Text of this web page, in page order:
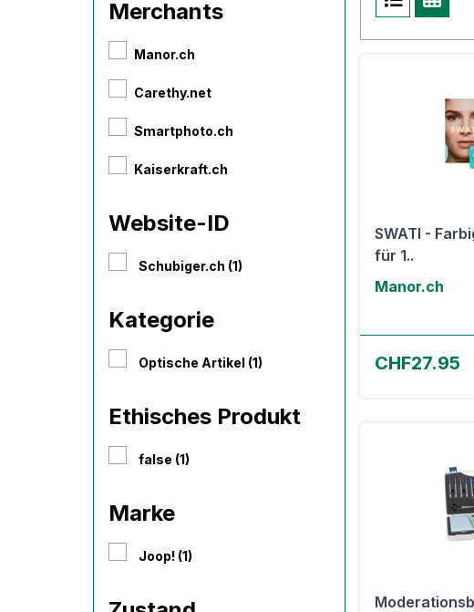
Merchants
Manor.ch
Carethy.net
Smartphoto.ch
Kaiserkraft.ch
Website-ID
Schubiger.ch (1)
Kategorie
Optische Artikel (1)
Ethisches Produkt
false (1)
Marke
Joop! (1)
SWATI -
für 1..
Manor.ch
CHF27.95